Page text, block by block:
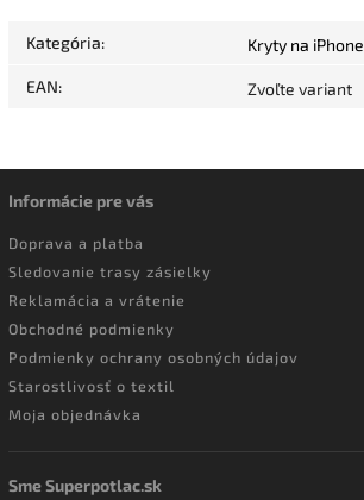
Kategória: Kryty na iPhone
EAN: Zvoľte variant
Informácie pre vás
Doprava a platba
Sledovanie trasy zásielky
Reklamácia a vrátenie
Obchodné podmienky
Podmienky ochrany osobných údajov
Starostlivosť o textil
Moja objednávka
Sme Superpotlac.sk